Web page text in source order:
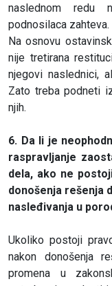
naslednom redu
podnosilaca zahteva.
Na osnovu
nije tretirana
njegovi naslednici,
Zato treba podneti
njih.
6. Da li je
raspravljanje
dela, ako ne
donošenja rešenja
nasleđivanja u
Ukoliko postoji
nakon donošenja
promena u